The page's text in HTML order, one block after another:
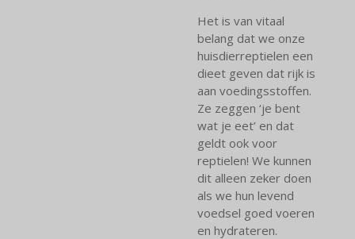
Het is van vitaal
belang dat we onze
huisdierreptielen een
dieet geven dat rijk is
aan voedingsstoffen.
Ze zeggen ‘je bent
wat je eet’ en dat
geldt ook voor
reptielen! We kunnen
dit alleen zeker doen
als we hun levend
voedsel goed voeren
en hydrateren.